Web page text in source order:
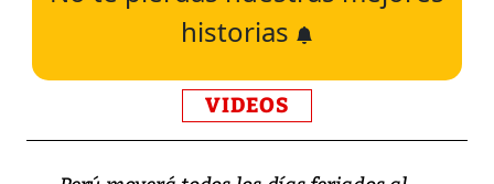
historias
VIDEOS